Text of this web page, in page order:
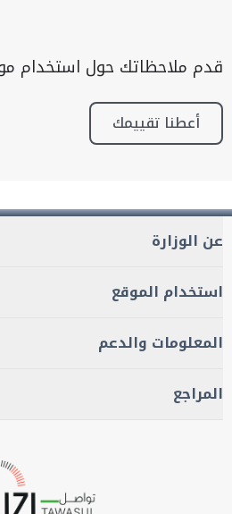
قدم ملاحظاتك حول استخدام
أعطنا تقييمك
عن الوزارة
استخدام الموقع
المعلومات والدعم
المراجع